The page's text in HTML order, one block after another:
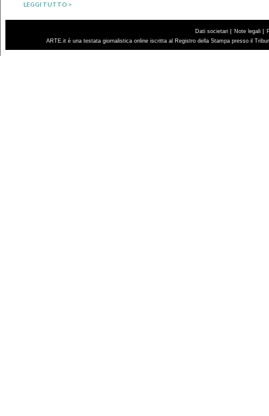
LEGGI TUTTO >
Dati societari | Note legali |
ARTE.it è una testata giornalistica online iscritta al Registro della Stampa presso il